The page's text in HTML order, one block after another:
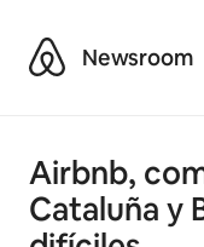
AirbnbNewsroom
Airbnb,
Cataluña y